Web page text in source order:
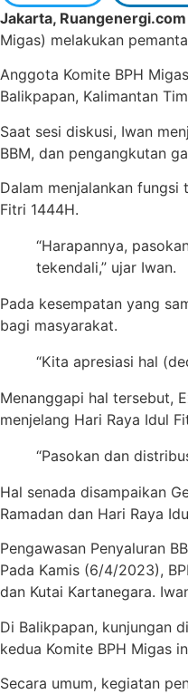
Jakarta, Ruangenergi.com
Migas) melakukan
Anggota Komite BPH
Balikpapan, Kalimantan
Saat sesi diskusi, Iwan
BBM, dan pengangkutan
Dalam menjalankan fungsi
Fitri 1444H.
“Harapannya,
tekendali,” ujar Iwan.
Pada kesempatan yang
bagi masyarakat.
“Kita apresiasi hal
Menanggapi hal tersebut,
menjelang Hari Raya Idul
“Pasokan dan
Hal senada disampaikan
Ramadan dan Hari Raya
Pengawasan Penyaluran
Pada Kamis (6/4/2023),
dan Kutai Kartanegara.
Di Balikpapan, kunjungan
kedua Komite BPH Migas
Secara umum, kegiatan